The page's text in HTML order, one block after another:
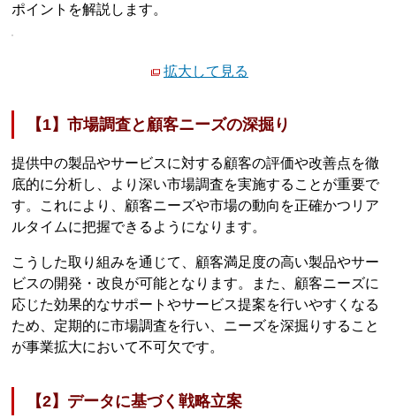
ポイントを解説します。
拡大して見る
【1】市場調査と顧客ニーズの深掘り
提供中の製品やサービスに対する顧客の評価や改善点を徹
底的に分析し、より深い市場調査を実施することが重要で
す。これにより、顧客ニーズや市場の動向を正確かつリア
ルタイムに把握できるようになります。
こうした取り組みを通じて、顧客満足度の高い製品やサー
ビスの開発・改良が可能となります。また、顧客ニーズに
応じた効果的なサポートやサービス提案を行いやすくなる
ため、定期的に市場調査を行い、ニーズを深掘りすること
が事業拡大において不可欠です。
【2】データに基づく戦略立案